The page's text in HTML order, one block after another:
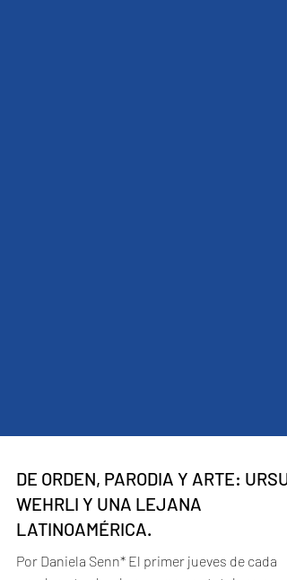
DE ORDEN, PARODIA Y ARTE:
WEHRLI Y UNA LEJANA